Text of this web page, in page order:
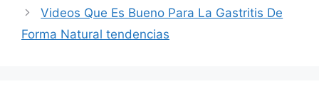
Videos Que Es Bueno Para La Gastritis De
Forma Natural tendencias